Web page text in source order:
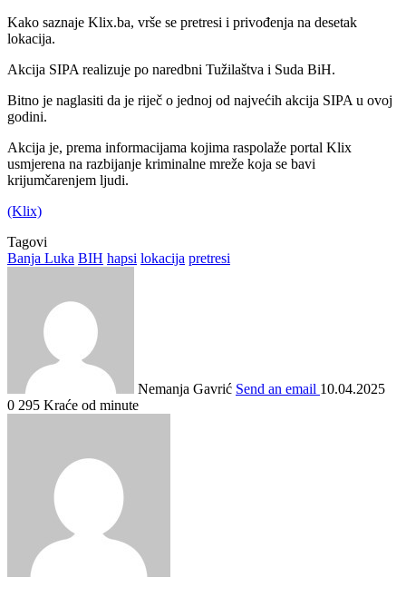
Kako saznaje Klix.ba, vrše se pretresi i privođenja na desetak
lokacija.
Akcija SIPA realizuje po naredbni Tužilaštva i Suda BiH.
Bitno je naglasiti da je riječ o jednoj od najvećih akcija SIPA u ovoj
godini.
Akcija je, prema informacijama kojima raspolaže portal Klix
usmjerena na razbijanje kriminalne mreže koja se bavi
krijumčarenjem ljudi.
(Klix)
Tagovi
Banja Luka BIH hapsi lokacija pretresi
Nemanja Gavrić Send an email 10.04.2025
0 295 Kraće od minute